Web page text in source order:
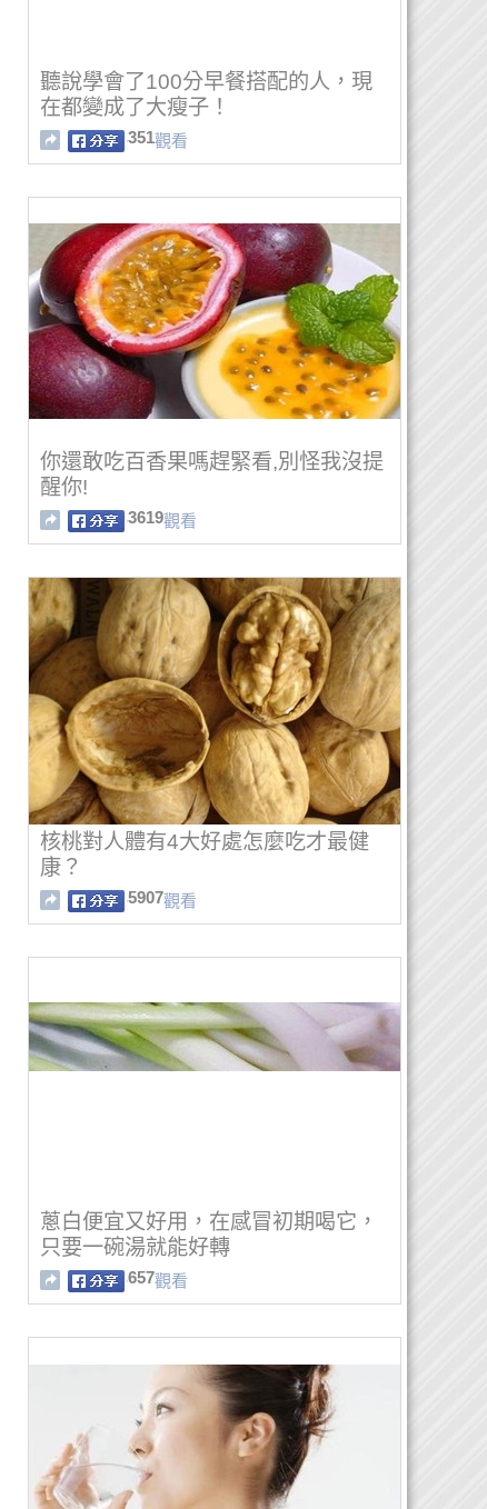
聽說學會了100分早餐搭配的人，現
在都變成了大瘦子！
351觀看
你還敢吃百香果嗎趕緊看,別怪我沒提
醒你!
3619觀看
核桃對人體有4大好處怎麼吃才最健
康？
5907觀看
蔥白便宜又好用，在感冒初期喝它，
只要一碗湯就能好轉
657觀看